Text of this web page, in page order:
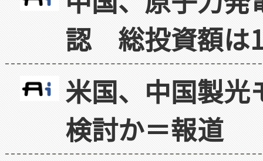
認 総投資額は
米国、中国製光
検討か＝報道